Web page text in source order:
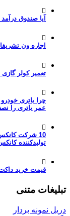
آیا صندوق
اجاره ون
تعمیر کولر
عمر باتری را
10 شرکت
تولیدکننده کانکس در
قیمت خرید داکت
تبلیغات متنی
دریل نمونه بردار